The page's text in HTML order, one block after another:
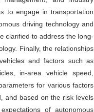
to engage in transportation
driving technology and
clarified to address the long-
Finally, the relationships
and factors such as
in-area vehicle speed,
for various factors
and based on the risk levels
of autonomous